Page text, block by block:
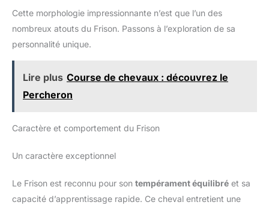
Cette morphologie impressionnante n’est que l’un des
nombreux atouts du Frison. Passons à l’exploration de sa
personnalité unique.
Lire plus Course de chevaux : découvrez le
Percheron
Caractère et comportement du Frison
Un caractère exceptionnel
Le Frison est reconnu pour son tempérament équilibré et sa
capacité d’apprentissage rapide. Ce cheval entretient une